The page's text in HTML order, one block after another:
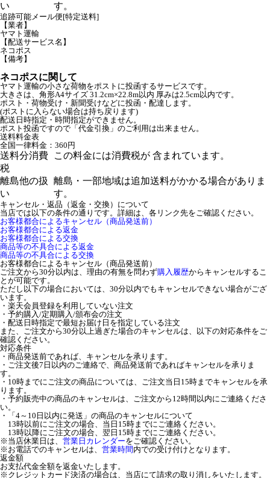
い
す。
追跡可能メール便[特定送料]
【業者】
ヤマト運輸
【配送サービス名】
ネコポス
【備考】
ネコポスに関して
ヤマト運輸の小さな荷物をポストに投函するサービスです。
大きさは、角形A4サイズ 31.2cm×22.8m以内 厚みは2.5cm以内です。
ポスト・荷物受け・新聞受けなどに投函・配達します。
(ポストに入らない場合は持ち戻ります)
配送日時指定・時間指定ができません。
ポスト投函ですので「代金引換」のご利用は出来ません。
送料料金表
全国一律料金：360円
送料分消費
税
この料金には消費税が 含まれています。
離島他の扱
い
離島・一部地域は追加送料がかかる場合がありま
す。
キャンセル・返品（返金・交換）について
当店では以下の条件の通りです。詳細は、各リンク先をご確認ください。
お客様都合によるキャンセル（商品発送前）
お客様都合による返金
お客様都合による交換
商品等の不具合による返金
商品等の不具合による交換
お客様都合によるキャンセル（商品発送前）
ご注文から30分以内は、理由の有無を問わず購入履歴からキャンセルするこ
とが可能です。
ただし以下の場合においては、30分以内でもキャンセルできない場合がござ
います。
・楽天会員登録を利用していない注文
・予約購入/定期購入/頒布会の注文
・配送日時指定で最短お届け日を指定している注文
また、ご注文から30分以上過ぎた場合のキャンセルは、以下の対応条件をご
確認ください。
対応条件
・商品発送前であれば、キャンセルを承ります。
・ご注文後7日以内のご連絡で、商品発送前であればキャンセルを承りま
す。
・10時までにご注文の商品については、ご注文当日15時までキャンセルを承
ります。
・予約販売中の商品のキャンセルは、ご注文から12時間以内にご連絡くださ
い。
・「4～10日以内に発送」の商品のキャンセルについて
13時以前にご注文の場合、当日15時までにご連絡ください。
13時以降にご注文の場合、翌日15時までにご連絡ください。
※当店休業日は、 営業日カレンダーをご確認ください。
※お電話でのキャンセルは、 営業時間 内での受け付けとなります。
返金額
お支払代金全額を返金いたします。
※クレジットカード決済の場合は、当店にて請求の取り消しをいたします。